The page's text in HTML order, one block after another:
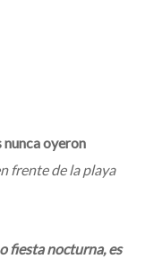
oyeron
frente de la playa
fiesta nocturna, es